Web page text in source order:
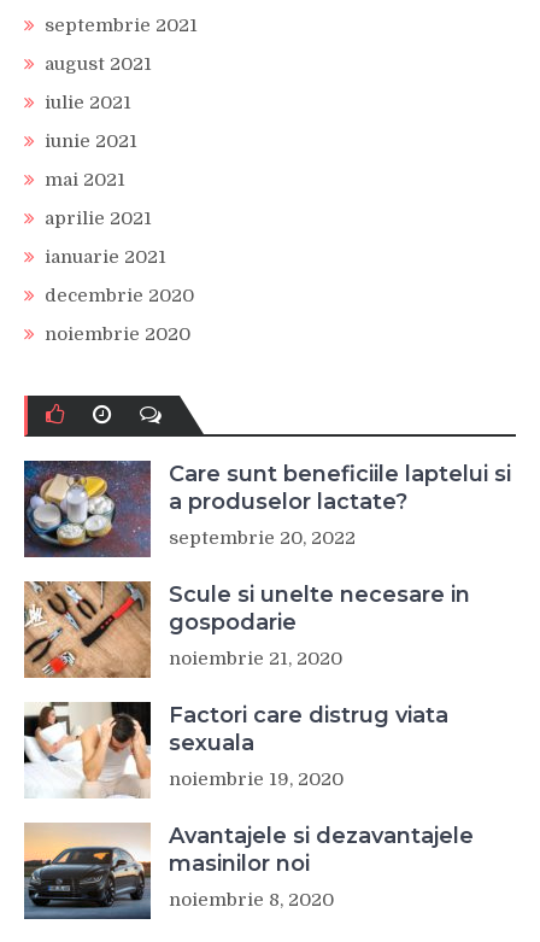
septembrie 2021
august 2021
iulie 2021
iunie 2021
mai 2021
aprilie 2021
ianuarie 2021
decembrie 2020
noiembrie 2020
Care sunt beneficiile laptelui si
a produselor lactate?
septembrie 20, 2022
Scule si unelte necesare in
gospodarie
noiembrie 21, 2020
Factori care distrug viata
sexuala
noiembrie 19, 2020
Avantajele si dezavantajele
masinilor noi
noiembrie 8, 2020